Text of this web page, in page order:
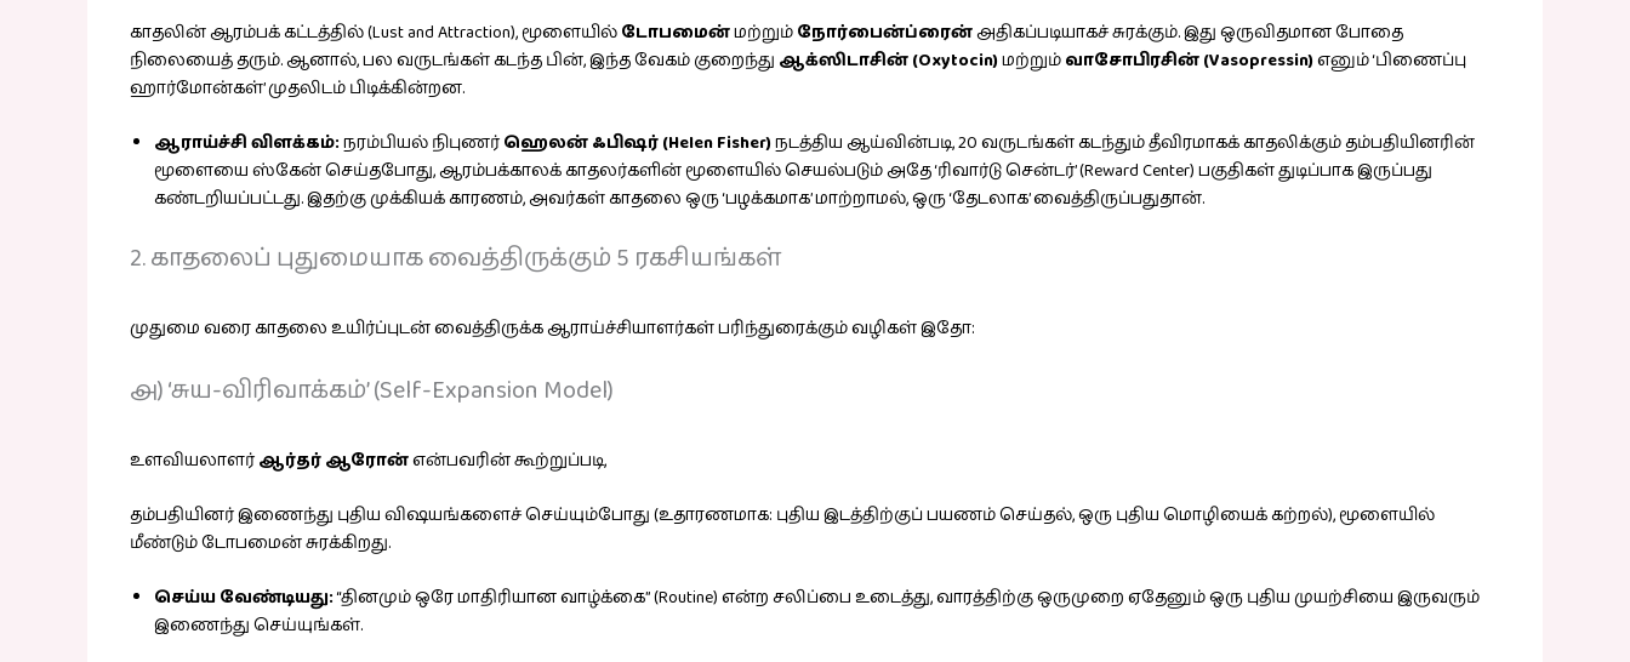
காதலின் ஆரம்பக் கட்டத்தில் (Lust and Attraction), மூளையில்டோபமைன்மற்றும்நோர்பைன்ப்ரைன்அதிகப்படியாகச் சுரக்கும். இது ஒருவிதமான போதை
நிலையைத் தரும். ஆனால், பல வருடங்கள் கடந்த பின், இந்த வேகம் குறைந்து ஆக்ஸிடாசின் (Oxytocin)மற்றும்வாசோபிரசின் (Vasopressin)எனும் ‘பிணைப்பு
ஹார்மோன்கள்’ முதலிடம் பிடிக்கின்றன.
ஆராய்ச்சி விளக்கம்:நரம்பியல் நிபுணர்ஹெலன் ஃபிஷர் (Helen Fisher)நடத்திய ஆய்வின்படி, 20 வருடங்கள் கடந்தும் தீவிரமாகக் காதலிக்கும் தம்பதியினரின்
மூளையை ஸ்கேன் செய்தபோது, ஆரம்பக்காலக் காதலர்களின் மூளையில் செயல்படும் அதே ‘ரிவார்டு சென்டர்’ (Reward Center) பகுதிகள் துடிப்பாக இருப்பது
கண்டறியப்பட்டது. இதற்கு முக்கியக் காரணம், அவர்கள் காதலை ஒரு ‘பழக்கமாக’ மாற்றாமல், ஒரு ‘தேடலாக’ வைத்திருப்பதுதான்.
2. காதலைப் புதுமையாக வைத்திருக்கும் 5 ரகசியங்கள்
முதுமை வரை காதலை உயிர்ப்புடன் வைத்திருக்க ஆராய்ச்சியாளர்கள் பரிந்துரைக்கும் வழிகள் இதோ:
அ) ‘சுய-விரிவாக்கம்’ (Self-Expansion Model)
உளவியலாளர்ஆர்தர் ஆரோன்என்பவரின் கூற்றுப்படி,
தம்பதியினர் இணைந்து புதிய விஷயங்களைச் செய்யும்போது (உதாரணமாக: புதிய இடத்திற்குப் பயணம் செய்தல், ஒரு புதிய மொழியைக் கற்றல்), மூளையில்
மீண்டும் டோபமைன் சுரக்கிறது.
செய்ய வேண்டியது:“தினமும் ஒரே மாதிரியான வாழ்க்கை” (Routine) என்ற சலிப்பை உடைத்து, வாரத்திற்கு ஒருமுறை ஏதேனும் ஒரு புதிய முயற்சியை இருவரும்
இணைந்து செய்யுங்கள்.